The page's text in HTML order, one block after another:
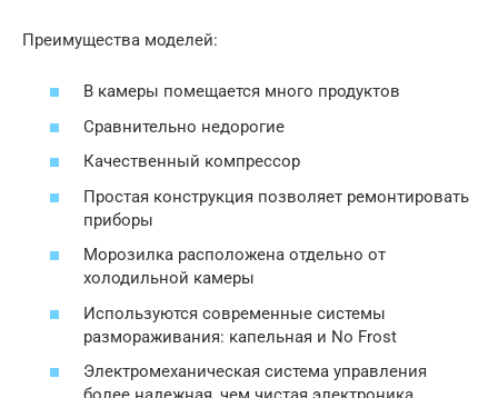
Преимущества моделей:
В камеры помещается много продуктов
Сравнительно недорогие
Качественный компрессор
Простая конструкция позволяет ремонтировать
приборы
Морозилка расположена отдельно от
холодильной камеры
Используются современные системы
размораживания: капельная и No Frost
Электромеханическая система управления